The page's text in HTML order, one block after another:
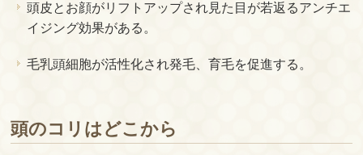
頭皮とお顔がリフトアップされ見た目が若返るアンチエ
イジング効果がある。
毛乳頭細胞が活性化され発毛、育毛を促進する。
頭のコリはどこから